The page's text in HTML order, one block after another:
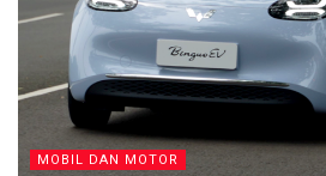
MOBIL DAN MOTOR